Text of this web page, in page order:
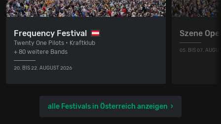
Frequency Festival
Twenty One Pilots • Kraftklub
+ 80 weitere Bands
20. BIS 22. AUGUST 2026
Szene
05. BIS 07.
alle Festivals in Österreich anzeigen